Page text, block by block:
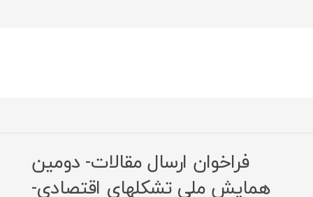
فراخوان ارسال مقالات- دومین
همایش ملی تشکلهای اقتصادی-